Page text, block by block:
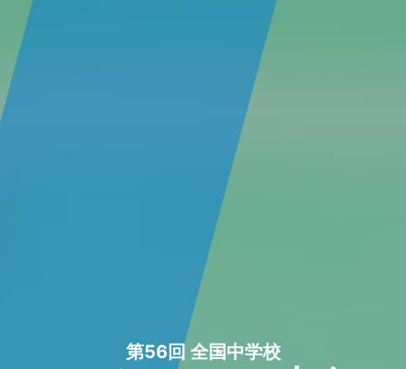
第56回 全国中学校